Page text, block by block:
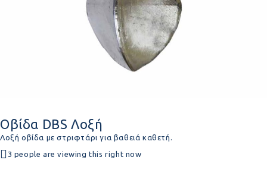
Οβίδα DBS Λοξή
Λοξή οβίδα με στριφτάρι για βαθειά καθετή.
3 people are viewing this right now